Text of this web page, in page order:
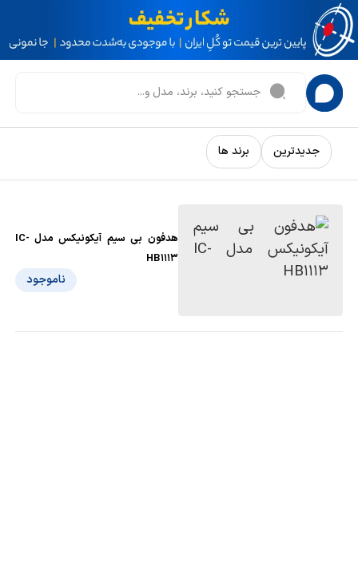
جدیدترین برند ها
هدفون بی سیم آیکونیکس مدل IC-
HB1113
ناموجود